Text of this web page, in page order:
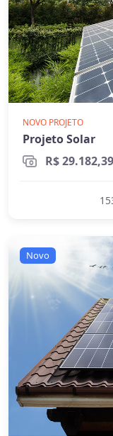
NOVO PROJETO
Projeto Solar
R$ 29.182,39
Novo